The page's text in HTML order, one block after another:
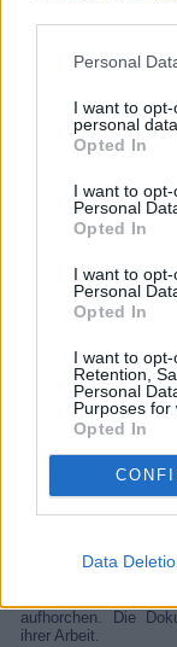
Personal
I want to
personal data.
Opted In
I want to
Personal
Opted In
I want to
Personal
Opted In
I want to opt-
Retention,
Personal
Purposes for
Opted In
Data
Tierisches aus Japan
Übersicht
aufhorchen. Die
ihrer Arbeit.